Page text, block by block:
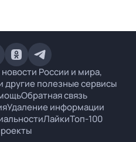
России и мира,
другие полезные сервисы
Обратная связь
Удаление информации
ЛайкиТоп-100